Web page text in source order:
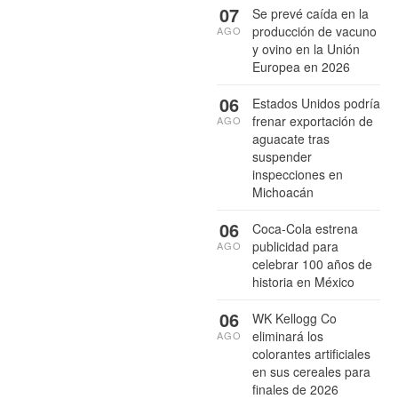
Se prevé caída en la
producción de vacuno
y ovino en la Unión
Europea en 2026
07
AGO
Estados Unidos podría
frenar exportación de
aguacate tras
suspender
inspecciones en
Michoacán
06
AGO
Coca-Cola estrena
publicidad para
celebrar 100 años de
historia en México
06
AGO
WK Kellogg Co
eliminará los
colorantes artificiales
en sus cereales para
finales de 2026
06
AGO